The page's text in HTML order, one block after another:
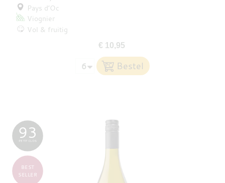
Pays d’Oc
Viognier
Vol & fruitig
€ 10,95
93
PETIT CLOS
BEST
SELLER